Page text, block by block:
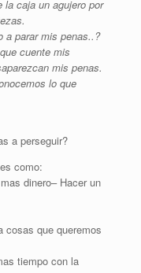
caja un agujero por
a parar mis penas..?
cuente mis
mis penas.
lo que
a perseguir?
como:
dinero– Hacer un
cosas que queremos
tiempo con la